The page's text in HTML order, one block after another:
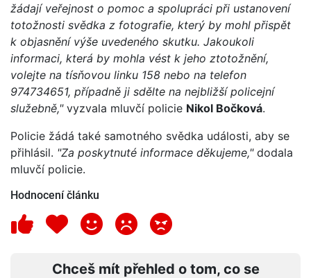
žádají veřejnost o pomoc a spolupráci při ustanovení
totožnosti svědka z fotografie, který by mohl přispět
k objasnění výše uvedeného skutku. Jakoukoli
informaci, která by mohla vést k jeho ztotožnění,
volejte na tísňovou linku 158 nebo na telefon
974734651, případně ji sdělte na nejbližší policejní
služebně,"vyzvala mluvčí policie Nikol Bočková.
Policie žádá také samotného svědka události, aby se
přihlásil. "Za poskytnuté informace děkujeme,"dodala
mluvčí policie.
Hodnocení článku
Chceš mít přehled o tom, co se